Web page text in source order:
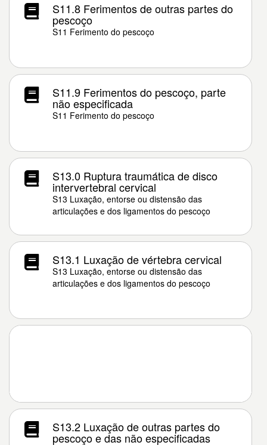
S11.8 Ferimentos de outras partes do
pescoço
S11 Ferimento do pescoço
S11.9 Ferimentos do pescoço, parte
não especificada
S11 Ferimento do pescoço
S13.0 Ruptura traumática de disco
intervertebral cervical
S13 Luxação, entorse ou distensão das
articulações e dos ligamentos do pescoço
S13.1 Luxação de vértebra cervical
S13 Luxação, entorse ou distensão das
articulações e dos ligamentos do pescoço
S13.2 Luxação de outras partes do
pescoço e das não especificadas